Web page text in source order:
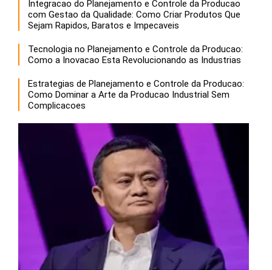
Integracao do Planejamento e Controle da Producao
com Gestao da Qualidade: Como Criar Produtos Que
Sejam Rapidos, Baratos e Impecaveis
Tecnologia no Planejamento e Controle da Producao:
Como a Inovacao Esta Revolucionando as Industrias
Estrategias de Planejamento e Controle da Producao:
Como Dominar a Arte da Producao Industrial Sem
Complicacoes